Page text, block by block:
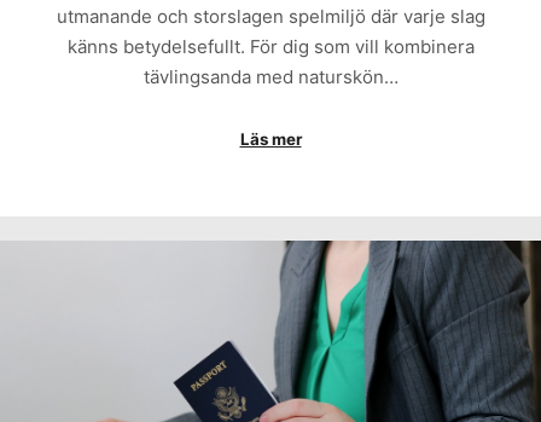
utmanande och storslagen spelmiljö där varje slag
känns betydelsefullt. För dig som vill kombinera
tävlingsanda med naturskön…
Läs mer